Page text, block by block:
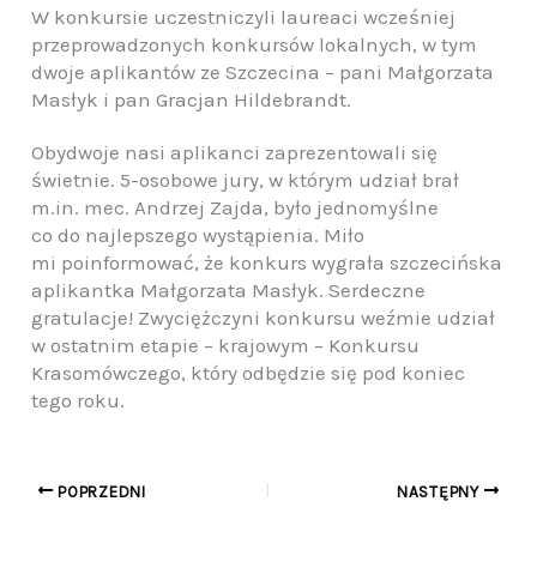
W konkursie uczestniczyli laureaci wcześniej
przeprowadzonych konkursów lokalnych, w tym
dwoje aplikantów ze Szczecina – pani Małgorzata
Masłyk i pan Gracjan Hildebrandt.
Obydwoje nasi aplikanci zaprezentowali się
świetnie. 5-osobowe jury, w którym udział brał
m.in. mec. Andrzej Zajda, było jednomyślne
co do najlepszego wystąpienia. Miło
mi poinformować, że konkurs wygrała szczecińska
aplikantka Małgorzata Masłyk. Serdeczne
gratulacje! Zwyciężczyni konkursu weźmie udział
w ostatnim etapie – krajowym – Konkursu
Krasomówczego, który odbędzie się pod koniec
tego roku.
POPRZEDNI NASTĘPNY